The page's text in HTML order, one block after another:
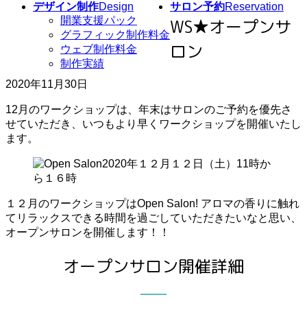
デザイン制作Design
開業支援パック
グラフィック制作料金
ウェブ制作料金
制作実績
サロン予約Reservation
WS★オープンサ
ロン
2020年11月30日
12月のワークショップは、年末はサロンのご予約を優先さ
せていただき、いつもより早くワークショップを開催いたし
ます。
１２月のワークショップはOpen Salon! アロマの香りに触れ
てリラックスできる時間を過ごしていただきたいなと思い、
オープンサロンを開催します！！
オープンサロン開催詳細